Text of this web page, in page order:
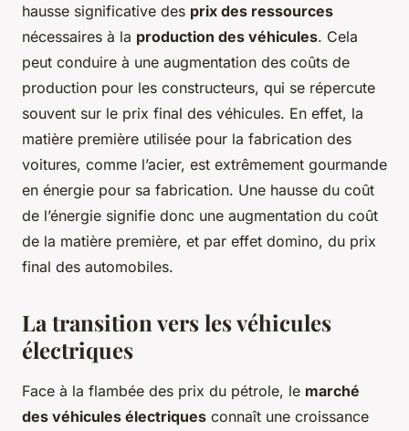
hausse significative des prix des ressources
nécessaires à la production des véhicules. Cela
peut conduire à une augmentation des coûts de
production pour les constructeurs, qui se répercute
souvent sur le prix final des véhicules. En effet, la
matière première utilisée pour la fabrication des
voitures, comme l’acier, est extrêmement gourmande
en énergie pour sa fabrication. Une hausse du coût
de l’énergie signifie donc une augmentation du coût
de la matière première, et par effet domino, du prix
final des automobiles.
La transition vers les véhicules
électriques
Face à la flambée des prix du pétrole, le marché
des véhicules électriques connaît une croissance